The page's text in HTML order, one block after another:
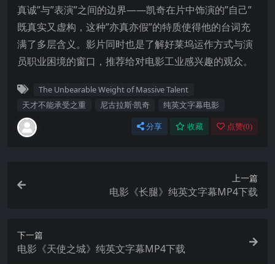
真诚”与”表演”之间的边界——凯奇在片中饰演的”自己”
既真实又虚构，这种”亦真亦假”的特质使得他的台词充
满了多层含义。影片同时也是了解好莱坞运作方式与演
员职业困境的窗口，推荐给对电影工业感兴趣的观众。
The Unbearable Weight of Massive Talent
天才不能承受之重
尼古拉斯·凯奇 纯英文字幕电影
分享 收藏 点赞(0)
上一篇
电影《长腿》纯英文字幕MP4下载
下一篇
电影《天使之城》纯英文字幕MP4下载